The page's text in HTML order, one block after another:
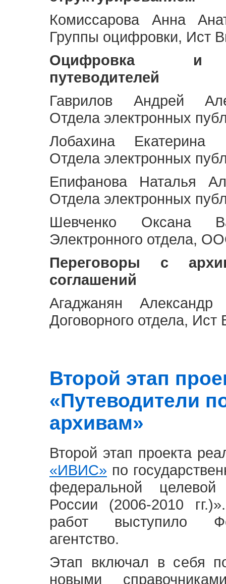
Комиссарова Анна
Группы оцифровки, Ист
Оцифровка и
путеводителей
Гаврилов Андрей
Отдела электронных
Лобахина Екатерина
Отдела электронных
Епифанова Наталья
Отдела электронных
Шевченко Оксана
Электронного отдела,
Переговоры с
соглашений
Агаджанян Александр
Договорного отдела,
Второй этап
«Путеводители
архивам»
Второй этап проекта
«ИВИС» по
федеральной
России (2006-2010
работ выступило
агентство.
Этап включал в себя
новыми